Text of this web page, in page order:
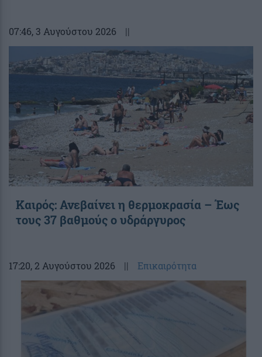
07:46, 3 Αυγούστου 2026 ||
Καιρός: Ανεβαίνει η θερμοκρασία – Έως
τους 37 βαθμούς ο υδράργυρος
17:20, 2 Αυγούστου 2026 || Επικαιρότητα